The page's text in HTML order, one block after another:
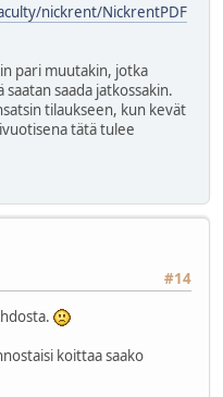
nickrent/NickrentPDF
pari muutakin, jotka
saada jatkossakin.
tilaukseen, kun kevät
tätä tulee
#14
koittaa saako